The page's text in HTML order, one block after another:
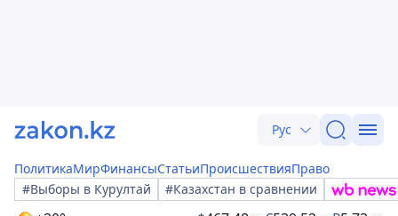
Рус
ПолитикаМирФинансыСтатьиПроисшествияПраво
#Выборы в Курултай
#Казахстан в сравнении